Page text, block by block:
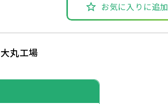
お気に入りに追加
丸工場